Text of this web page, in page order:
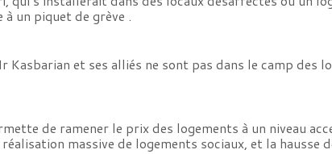
un piquet de grève .
Kasbarian et ses alliés ne sont pas dans le camp des
de ramener le prix des logements à un niveau
massive de logements sociaux, et la hausse